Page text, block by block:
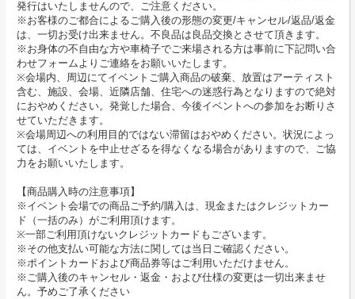
発⾏はいたしませんので、ご注意ください。
※お客様のご都合によるご購入後の形態の変更/キャンセル/返品/返金
は、一切お受け出来ません。不良品は良品交換とさせて頂きます。
※お身体の不自由な方や車椅子でご来場される方は事前に下記問い合
わせフォームよりご連絡をお願いいたします。
※会場内、周辺にてイベントご購入商品の破棄、放置はアーティスト
含む、施設、会場、近隣店舗、住宅への迷惑行為となりますので絶対
におやめください。発覚した場合、今後イベントへの参加をお断りさ
せていただきます。
※会場周辺への利用目的ではない滞留はおやめください。状況によっ
ては、イベントを中止せざるを得なくなる場合がありますので、ご協
力をお願いいたします。
【商品購入時の注意事項】
※イベント会場での商品ご予約/購入は、現金またはクレジットカー
ド（一括のみ）がご利用頂けます。
※一部ご利用頂けないクレジットカードもございます。
※その他支払い可能な方法に関しては当日ご確認ください。
※ポイントカードおよび商品券等はご利用いただけません。
※ご購入後のキャンセル・返金・および仕様の変更は一切出来ませ
ん。予めご了承ください